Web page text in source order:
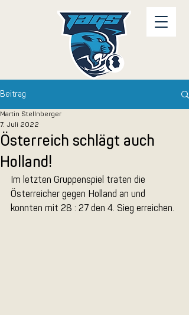
Beitrag
Österreich schlägt auch
Holland!
Martin Stellnberger
7. Juli 2022
Im letzten Gruppenspiel traten die
Österreicher gegen Holland an und
konnten mit 28 : 27 den 4. Sieg erreichen.